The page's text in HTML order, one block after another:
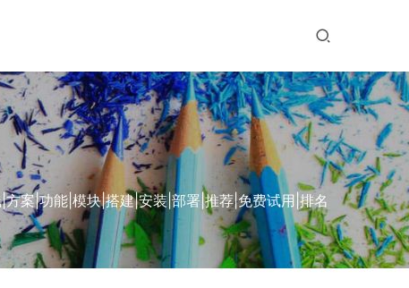
案|功能|模块|搭建|安装|部署|推荐|免费试用|排名